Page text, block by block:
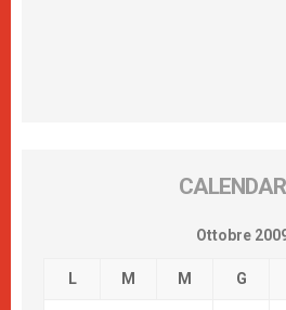
Ottobre
L M M G